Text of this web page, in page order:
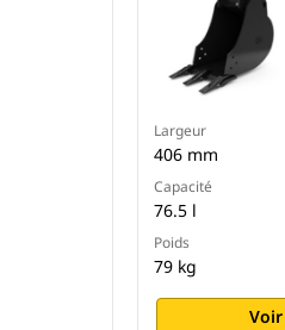
Largeur
406 mm
Capacité
76.5 l
Poids
79 kg